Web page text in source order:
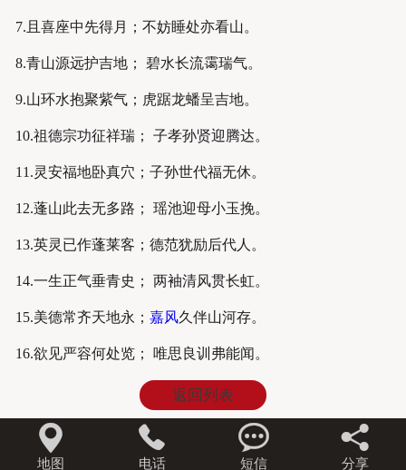
7.且喜座中先得月；不妨睡处亦看山。
8.青山源远护吉地； 碧水长流霭瑞气。
9.山环水抱聚紫气；虎踞龙蟠呈吉地。
10.祖德宗功征祥瑞； 子孝孙贤迎腾达。
11.灵安福地卧真穴；子孙世代福无休。
12.蓬山此去无多路； 瑶池迎母小玉挽。
13.英灵已作蓬莱客；德范犹励后代人。
14.一生正气垂青史； 两袖清风贯长虹。
15.美德常齐天地永； 嘉风久伴山河存。
16.欲见严容何处览； 唯思良训弗能闻。
返回列表

地图

电话

短信

分享